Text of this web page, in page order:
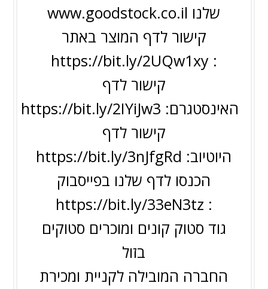
שלנו www.goodstock.co.il
קישור לדף המוצר באתר
:
https://bit.ly/2UQw1xy
קישור לדף
האינסטגרם: https://bit.ly/2IYiJw3
קישור לדף
היוטיוב: https://bit.ly/3nJfgRd
הכנסו לדף שלנו בפייסבוק
:
https://bit.ly/33eN3tz
גוד סטוק קונים ומוכרים סטוקים
בזול
החברה המובילה לקניית ומכירת